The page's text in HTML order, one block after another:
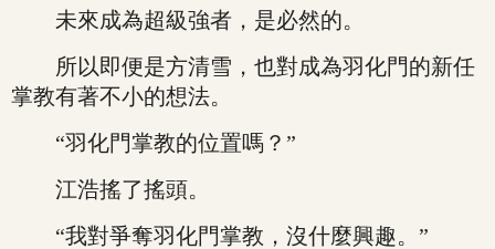
未來成為超級強者，是必然的。
所以即便是方清雪，也對成為羽化門的新任
掌教有著不小的想法。
“羽化門掌教的位置嗎？”
江浩搖了搖頭。
“我對爭奪羽化門掌教，沒什麼興趣。”